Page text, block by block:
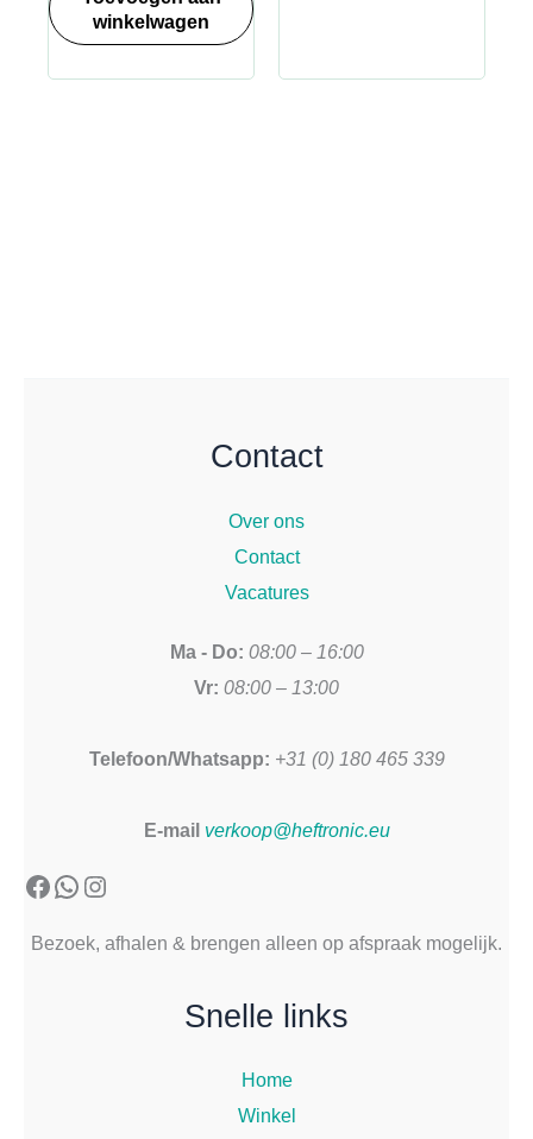
winkelwagen
Contact
Over ons
Contact
Vacatures
Ma - Do: 08:00 – 16:00
Vr: 08:00 – 13:00
Telefoon/Whatsapp: +31 (0) 180 465 339
E-mail verkoop@heftronic.eu
Facebook
WhatsApp
Instagram
Bezoek, afhalen & brengen alleen op afspraak mogelijk.
Snelle links
Home
Winkel